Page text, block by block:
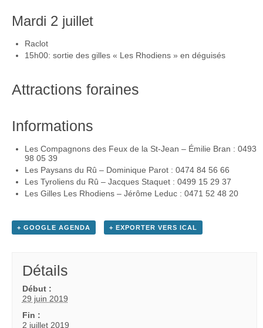
Mardi 2 juillet
Raclot
15h00: sortie des gilles « Les Rhodiens » en déguisés
Attractions foraines
Informations
Les Compagnons des Feux de la St-Jean – Émilie Bran : 0493
98 05 39
Les Paysans du Rû – Dominique Parot : 0474 84 56 66
Les Tyroliens du Rû – Jacques Staquet : 0499 15 29 37
Les Gilles Les Rhodiens – Jérôme Leduc : 0471 52 48 20
+ GOOGLE AGENDA + EXPORTER VERS ICAL
Détails
Début :
29 juin 2019
Fin :
2 juillet 2019